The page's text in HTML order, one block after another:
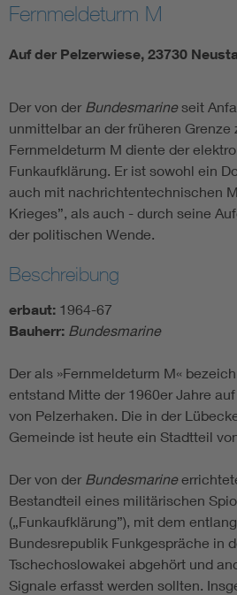
Fernmeldeturm M
Auf der Pelzerwiese, 23730
Der von der Bundesmarineseit
unmittelbar an der früheren Grenze
Fernmeldeturm M diente der
Funkaufklärung. Er ist sowohl ein
auch mit nachrichtentechnischen
Krieges”, als auch - durch seine
der politischen Wende.
Beschreibung
erbaut: 1964-67
Bauherr: Bundesmarine
Der als »Fernmeldeturm M«
entstand Mitte der 1960er Jahre
von Pelzerhaken. Die in der
Gemeinde ist heute ein Stadtteil
Der von der Bundesmarine
Bestandteil eines militärischen
(„Funkaufklärung”), mit dem
Bundesrepublik Funkgespräche in
Tschechoslowakei abgehört und
Signale erfasst werden sollten.